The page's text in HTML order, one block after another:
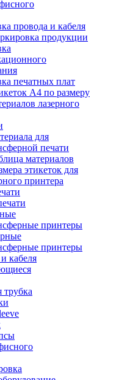
провода и кабеля
продукции
печатных плат
А4 по размеру
лазерного
для
печати
материалов
этикеток для
принтера
принтеры
принтеры
кабеля
трубка